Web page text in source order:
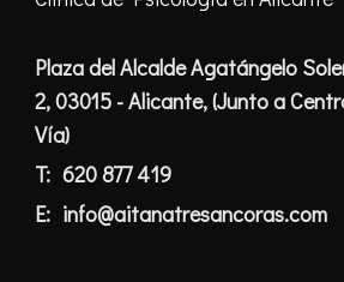
Plaza del Alcalde Agatángelo
2, 03015 - Alicante, (Junto a
Vía)
T: 620 877 419
E: info@aitanatresancoras.com